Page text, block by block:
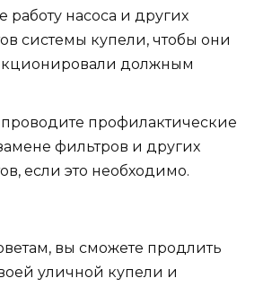
работу насоса и других
системы купели, чтобы они
должным
профилактические
фильтров и других
если это необходимо.
вы сможете продлить
уличной купели и